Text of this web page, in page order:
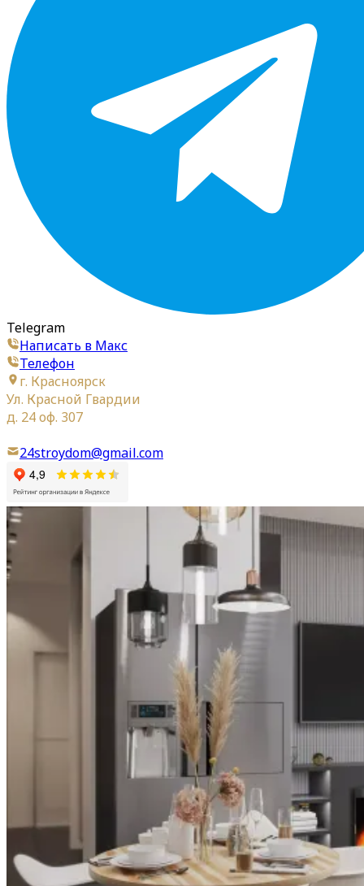
Telegram
Написать в Макс
Телефон
г. Красноярск
Ул. Красной Гвардии
д. 24 оф. 307
24stroydom@gmail.com